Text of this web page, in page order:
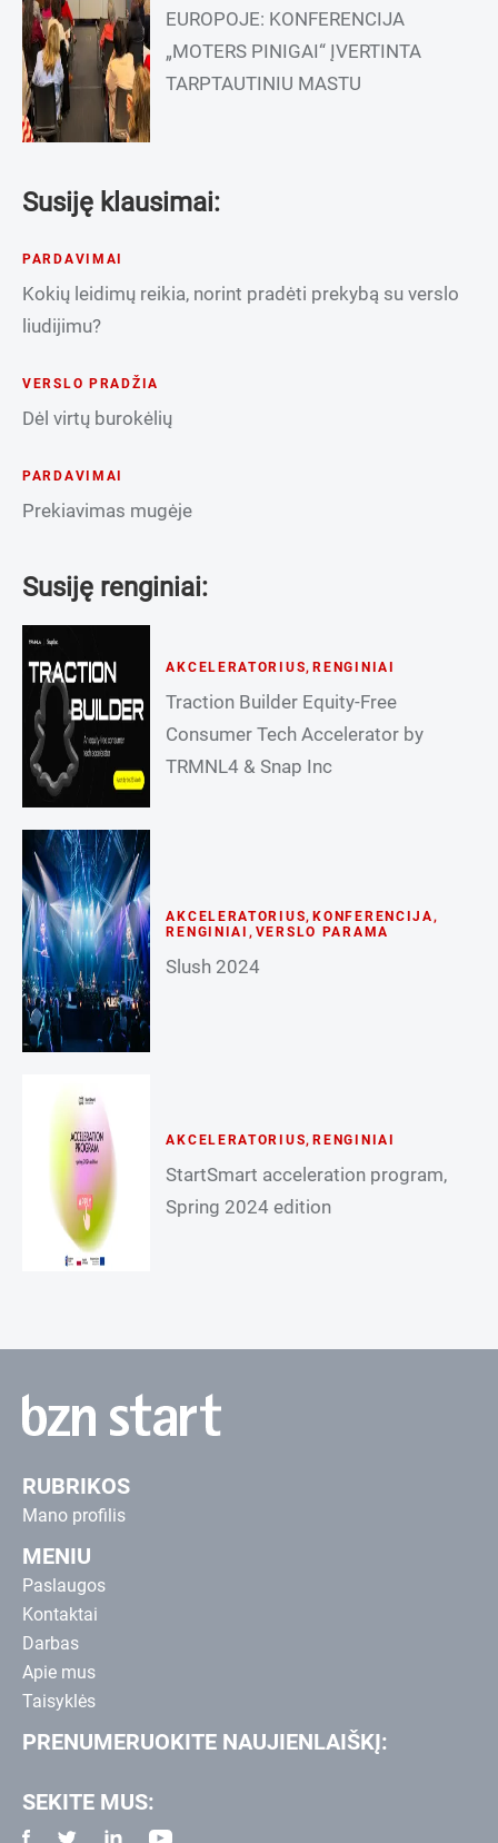
EUROPOJE: KONFERENCIJA
„MOTERS PINIGAI“ ĮVERTINTA
TARPTAUTINIU MASTU
Susiję klausimai:
PARDAVIMAI
Kokių leidimų reikia, norint pradėti prekybą su verslo
liudijimu?
VERSLO PRADŽIA
Dėl virtų burokėlių
PARDAVIMAI
Prekiavimas mugėje
Susiję renginiai:
AKCELERATORIUS, RENGINIAI
Traction Builder Equity-Free
Consumer Tech Accelerator by
TRMNL4 & Snap Inc
AKCELERATORIUS, KONFERENCIJA,
RENGINIAI , VERSLO PARAMA
Slush 2024
AKCELERATORIUS, RENGINIAI
StartSmart acceleration program,
Spring 2024 edition
RUBRIKOS
Mano profilis
MENIU
Paslaugos
Kontaktai
Darbas
Apie mus
Taisyklės
PRENUMERUOKITE NAUJIENLAIŠKĮ:
SEKITE MUS: